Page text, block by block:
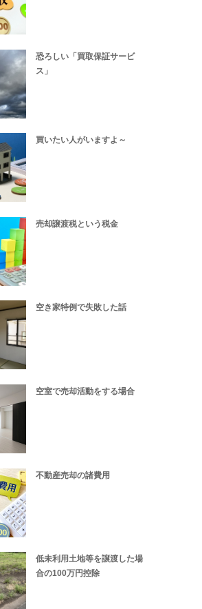
恐ろしい「買取保証サービ
ス」
買いたい人がいますよ～
売却譲渡税という税金
空き家特例で失敗した話
空室で売却活動をする場合
不動産売却の諸費用
低未利用土地等を譲渡した場
合の100万円控除